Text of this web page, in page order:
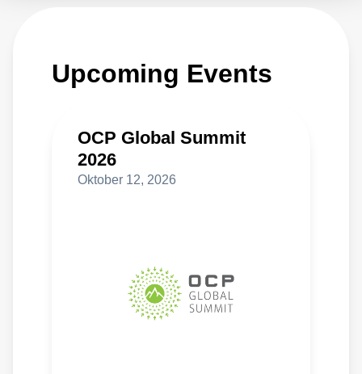
Upcoming Events
OCP Global Summit
2026
Oktober 12, 2026